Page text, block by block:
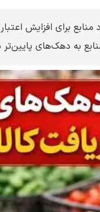
برای افزایش
به دهک‌های پایین‌تر